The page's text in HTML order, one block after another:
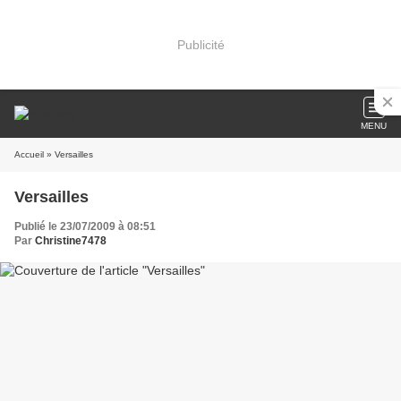
Publicité
MENU
Accueil » Versailles
Versailles
Publié le 23/07/2009 à 08:51
Par Christine7478